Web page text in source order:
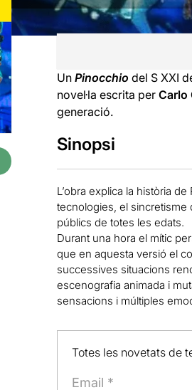
UnPinocchio del S XXI
novel·la escrita per Carlo
generació.
Sinopsi
L’obra explica la història
tecnologies, el sincretisme
públics de totes les edats.
Durant una hora el mític
que en aquesta versió el
successives situacions
escenografia animada i
sensacions i múltiples
Totes les novetats de